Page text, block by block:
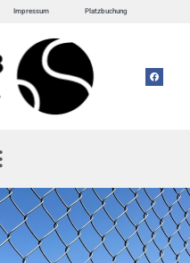
Impressum Platzbuchung